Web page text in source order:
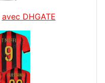
avec DHGATE